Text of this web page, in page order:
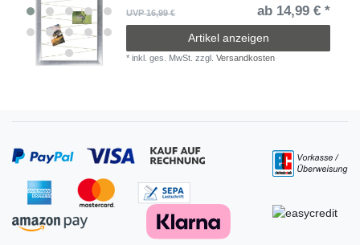
UVP 16,99 €
ab 14,99 € *
Artikel anzeigen
*inkl. ges. MwSt. zzgl.Versandkosten